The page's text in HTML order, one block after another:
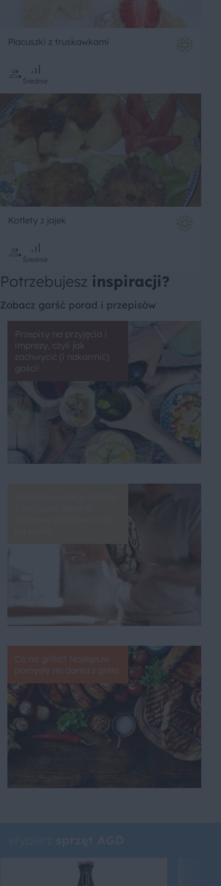
Placuszki z truskawkami
Średnie
Kotlety z jajek
Średnie
Potrzebujesz inspiracji?
Zobacz garść porad i przepisów
Przepisy na przyjęcia i
imprezy, czyli jak
zachwycić (i nakarmić)
gości!
Co na grilla? Najlepsze
pomysły na dania z grilla